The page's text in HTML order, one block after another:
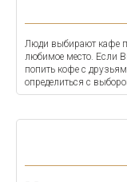
Люди выбирают кафе
любимое место. Если
попить кофе с
определиться с